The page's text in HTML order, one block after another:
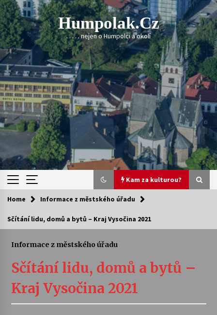
Skip
to
content
Humpolak.cz
. . . . . nejen o Humpolci a okolí
Kam za kulturou?
Kam za kulturou?
Sukuba Ensemble
Vernisáž výstavy Josefíny Duškové: Stávám se
kapkou
Home Informace z městského úřadu
Sčítání lidu, domů a bytů – Kraj Vysočina 2021
Informace z městského úřadu
Sčítání lidu, domů a bytů –
Kraj Vysočina 2021